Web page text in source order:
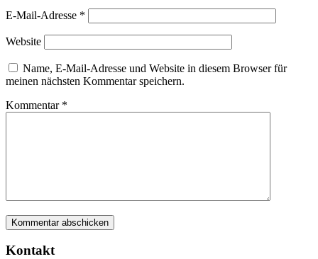
E-Mail-Adresse *
Website
Name, E-Mail-Adresse und Website in diesem Browser für
meinen nächsten Kommentar speichern.
Kommentar *
Kontakt